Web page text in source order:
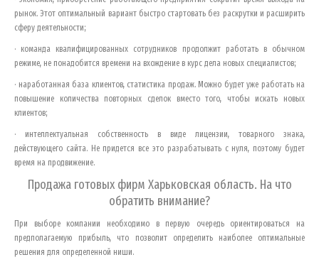
рынок. Этот оптимальный вариант быстро стартовать без раскрутки и расширить
сферу деятельности;
· команда квалифицированных сотрудников продолжит работать в обычном
режиме, не понадобится времени на вхождение в курс дела новых специалистов;
· наработанная база клиентов, статистика продаж. Можно будет уже работать на
повышение количества повторных сделок вместо того, чтобы искать новых
клиентов;
· интеллектуальная собственность в виде лицензии, товарного знака,
действующего сайта. Не придется все это разрабатывать с нуля, поэтому будет
время на продвижение.
Продажа готовых фирм Харьковская область. На что
обратить внимание?
При выборе компании необходимо в первую очередь ориентироваться на
предполагаемую прибыль, что позволит определить наиболее оптимальные
решения для определенной ниши.